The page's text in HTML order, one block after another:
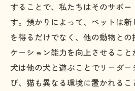
することで、私たちはそのサポ
す。預かりによって、ペットは
を得るだけでなく、他の動物と
ケーション能力を向上させること
犬は他の犬と遊ぶことでリーダ
び、猫も異なる環境に置かれる